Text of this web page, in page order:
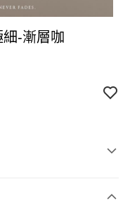
-漸層咖